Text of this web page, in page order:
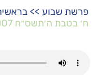
פרשת שבוע >>
ח׳ בטבת ה׳תשס״ח